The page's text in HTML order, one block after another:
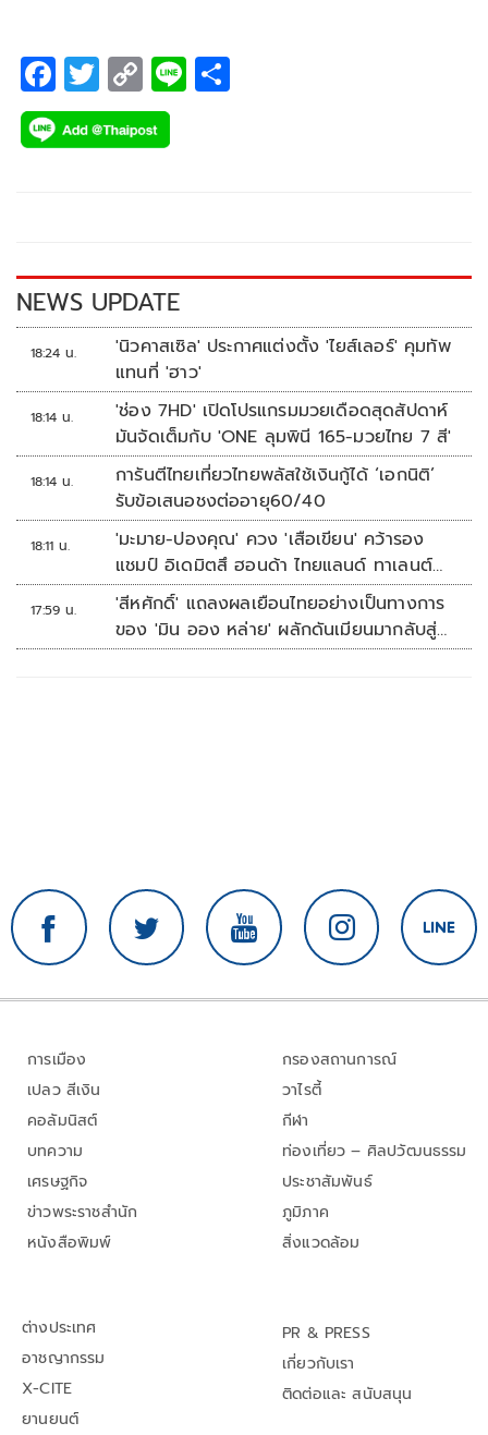
F
ac
e
k
T
wi
tt
C
o
p
k
Li
NEWS UPDATE
18:24 น.
'นิวคาสเซิล' ประกาศแต่งตั้ง 'ไยส์เลอร์' คุมทัพ
แทนที่ 'ฮาว'
18:14 น.
'ช่อง 7HD' เปิดโปรแกรมมวยเดือดสุดสัปดาห์
มันจัดเต็มกับ 'ONE ลุมพินี 165-มวยไทย 7 สี'
18:14 น.
การันตีไทยเที่ยวไทยพลัสใช้เงินกู้ได้ ‘เอกนิติ’
รับข้อเสนอชงต่ออายุ60/40
18:11 น.
'มะมาย-ปองคุณ' ควง 'เสือเขียน' คว้ารอง
แชมป์ อิเดมิตสึ ฮอนด้า ไทยแลนด์ ทาเลนต์
คัพ สนาม 3
17:59 น.
'สีหศักดิ์' แถลงผลเยือนไทยอย่างเป็นทางการ
ของ 'มิน ออง หล่าย' ผลักดันเมียนมากลับสู่
อาเซียน
การเมือง
เปลว สีเงิน
คอลัมนิสต์
บทความ
เศรษฐกิจ
ข่าวพระราชสำนัก
หนังสือพิมพ์
กรองสถานการณ์
วาไรตี้
กีฬา
ท่องเที่ยว – ศิลปวัฒนธรรม
ประชาสัมพันธ์
ภูมิภาค
สิ่งแวดล้อม
ต่างประเทศ
อาชญากรรม
X-CITE
ยานยนต์
PR & PRESS
เกี่ยวกับเรา
ติดต่อและ สนับสนุน